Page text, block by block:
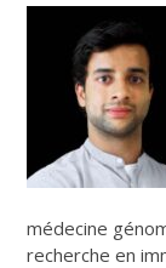
médecine
recherche en